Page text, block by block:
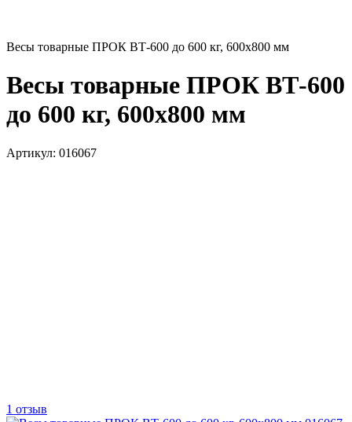
Весы товарные ПРОК ВТ-600 до 600 кг, 600х800 мм
Весы товарные ПРОК ВТ-600
до 600 кг, 600х800 мм
Артикул: 016067
1 отзыв